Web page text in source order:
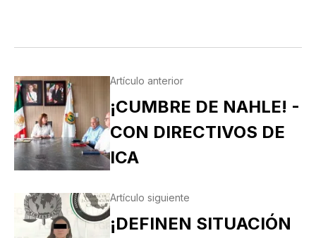
Artículo anterior
¡CUMBRE DE NAHLE! -
CON DIRECTIVOS DE
ICA
Artículo siguiente
¡DEFINEN SITUACIÓN